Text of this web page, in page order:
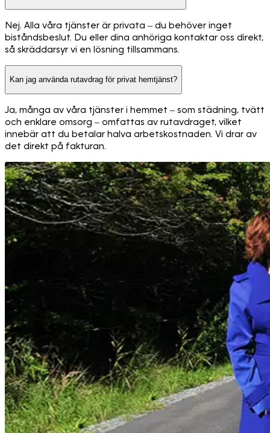
Nej. Alla våra tjänster är privata – du behöver inget
biståndsbeslut. Du eller dina anhöriga kontaktar oss direkt,
så skräddarsyr vi en lösning tillsammans.
Kan jag använda rutavdrag för privat hemtjänst?
Ja, många av våra tjänster i hemmet – som städning, tvätt
och enklare omsorg – omfattas av rutavdraget, vilket
innebär att du betalar halva arbetskostnaden. Vi drar av
det direkt på fakturan.